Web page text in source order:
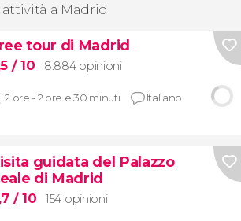
attività a Madrid
tour di Madrid
/ 10 8.884 opinioni
2 ore - 2 ore e 30 minuti Italiano
guidata del Palazzo
di Madrid
/ 10 154 opinioni